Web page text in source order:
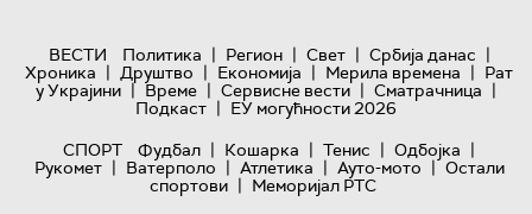
ВЕСТИ Политика | Регион | Свет | Србија данас |
Хроника | Друштво | Економија | Мерила времена | Рат
у Украјини | Време | Сервисне вести | Сматрачница |
Подкаст | ЕУ могућности 2026
СПОРТ
Фудбал | Кошарка | Тенис | Одбојка |
Рукомет | Ватерполо | Атлетика | Ауто-мото | Остали
спортови | Меморијал РТС